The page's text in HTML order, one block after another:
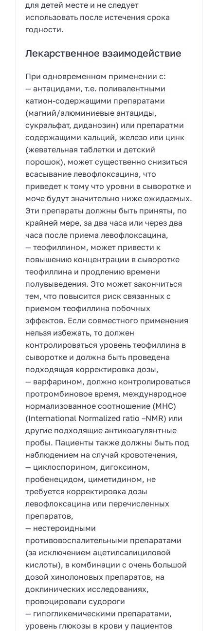
для детей месте и не следует
использовать после истечения срока
годности.
Лекарственное взаимодействие
При одновременном применении с:
— антацидами, т.е. поливалентными
катион-содержащими препаратами
(магний/алюминиевые антациды,
сукральфат, диданозин) или препаратми
содержащими кальций, железо или цинк
(жевательная таблетки и детский
порошок), может существенно снизиться
всасывание левофлоксацина, что
приведет к тому что уровни в сыворотке и
моче будут значительно ниже ожидаемых.
Эти препараты должны быть приняты, по
крайней мере, за два часа или через два
часа после приема левофлоксацина,
— теофиллином, может привести к
повышению концентрации в сыворотке
теофиллина и продлению времени
полувыведения. Это может закончиться
тем, что повысится риск связанных с
приемом теофиллина побочных
эффектов. Если совместного применения
нельзя избежать, то должен
контролироваться уровень теофиллина в
сыворотке и должна быть проведена
подходящая корректировка дозы,
— варфарином, должно контролироваться
протромбиновое время, международное
нормализованное соотношение (МНС)
(International Normalized ratio –NMR) или
другие подходящие антикоагулянтные
пробы. Пациенты также должны быть под
наблюдением на случай кровотечения,
— циклоспорином, дигоксином,
пробенецидом, циметидином, не
требуется корректировка дозы
левофлоксацина или перечисленных
препаратов,
— нестероидными
противовоспалительными препаратами
(за исключением ацетилсалициловой
кислоты), в комбинации с очень большой
дозой хинолоновых препаратов, на
доклинических исследованиях,
провоцировали судороги
— гипогликемическими препаратами,
уровень глюкозы в крови у пациентов